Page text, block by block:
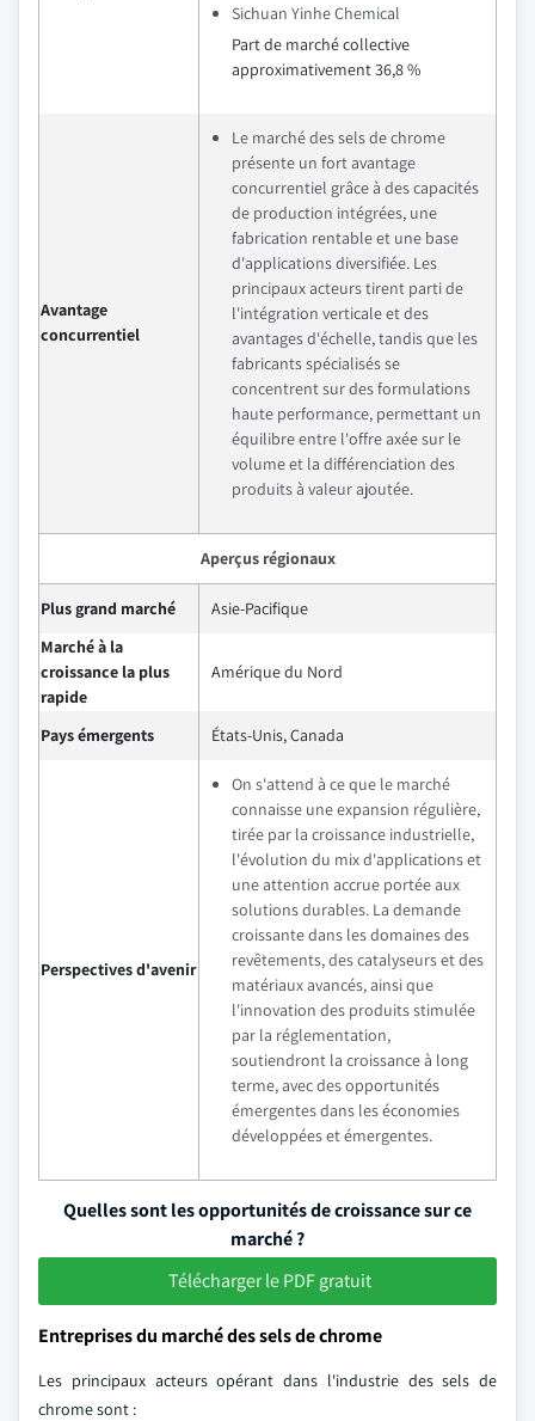
Sichuan Yinhe Chemical
Part de marché collective
approximativement 36,8 %
Avantage
concurrentiel
Le marché des sels de chrome
présente un fort avantage
concurrentiel grâce à des capacités
de production intégrées, une
fabrication rentable et une base
d'applications diversifiée. Les
principaux acteurs tirent parti de
l'intégration verticale et des
avantages d'échelle, tandis que les
fabricants spécialisés se
concentrent sur des formulations
haute performance, permettant un
équilibre entre l'offre axée sur le
volume et la différenciation des
produits à valeur ajoutée.
Aperçus régionaux
Plus grand marché
Asie-Pacifique
Marché à la
croissance la plus
rapide
Amérique du Nord
Pays émergents États-Unis, Canada
Perspectives d'avenir
On s'attend à ce que le marché
connaisse une expansion régulière,
tirée par la croissance industrielle,
l'évolution du mix d'applications et
une attention accrue portée aux
solutions durables. La demande
croissante dans les domaines des
revêtements, des catalyseurs et des
matériaux avancés, ainsi que
l'innovation des produits stimulée
par la réglementation,
soutiendront la croissance à long
terme, avec des opportunités
émergentes dans les économies
développées et émergentes.
Quelles sont les opportunités de croissance sur ce
marché ?
Télécharger le PDF gratuit
Entreprises du marché des sels de chrome
Les principaux acteurs opérant dans l'industrie des sels de
chrome sont :